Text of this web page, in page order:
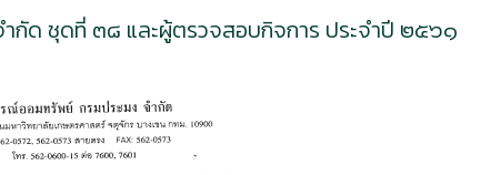
กัด ชุดที่ ๓๘ และผู้ตรวจสอบกิจการ ประจำปี ๒๕๖๑